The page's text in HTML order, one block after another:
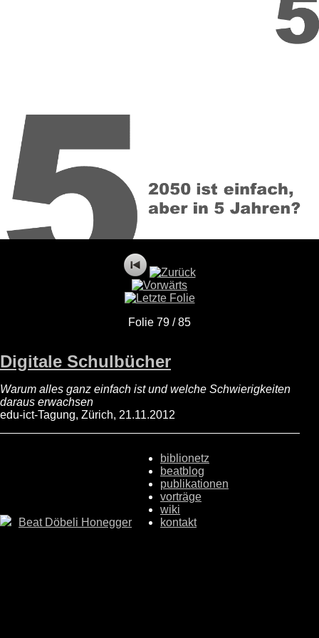
Folie 79 / 85
Digitale Schulbücher
Warum alles ganz einfach ist und welche Schwierigkeiten
daraus erwachsen
edu-ict-Tagung, Zürich, 21.11.2012
Beat Döbeli Honegger
biblionetz
beatblog
publikationen
vorträge
wiki
kontakt